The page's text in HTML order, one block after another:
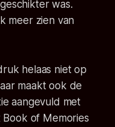
was.
meer zien van
helaas niet op
maakt ook de
aangevuld met
of Memories